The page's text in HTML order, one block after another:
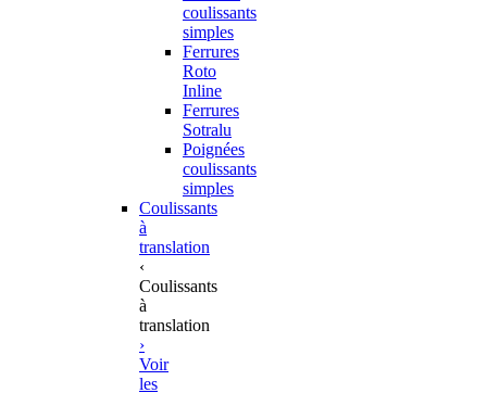
coulissants
simples
Ferrures
Roto
Inline
Ferrures
Sotralu
Poignées
coulissants
simples
Coulissants
à
translation
‹
Coulissants
à
translation
›
Voir
les